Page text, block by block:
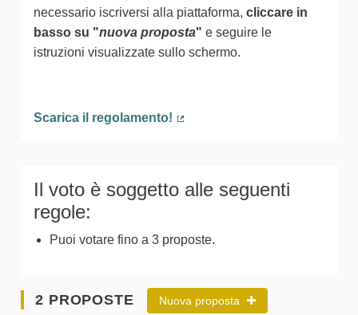
necessario iscriversi alla piattaforma, cliccare in
basso su "nuova proposta" e seguire le
istruzioni visualizzate sullo schermo.
Scarica il regolamento!
Il voto è soggetto alle seguenti
regole:
Puoi votare fino a 3 proposte.
2 PROPOSTE Nuova proposta